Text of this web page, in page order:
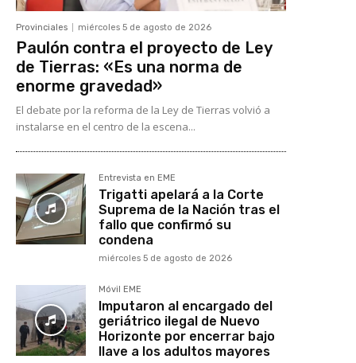
Provinciales miércoles 5 de agosto de 2026
Paulón contra el proyecto de Ley
de Tierras: «Es una norma de
enorme gravedad»
El debate por la reforma de la Ley de Tierras volvió a
instalarse en el centro de la escena...
Entrevista en EME
Trigatti apelará a la Corte
Suprema de la Nación tras el
fallo que confirmó su
condena
miércoles 5 de agosto de 2026
Móvil EME
Imputaron al encargado del
geriátrico ilegal de Nuevo
Horizonte por encerrar bajo
llave a los adultos mayores